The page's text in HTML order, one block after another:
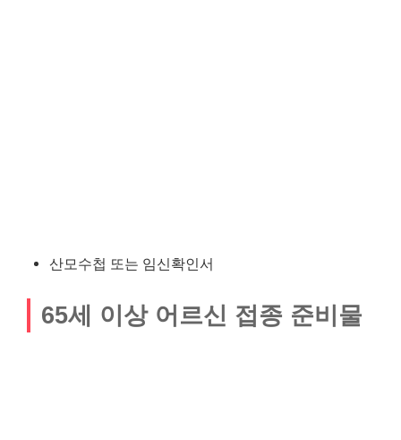
산모수첩 또는 임신확인서
65세 이상 어르신 접종 준비물